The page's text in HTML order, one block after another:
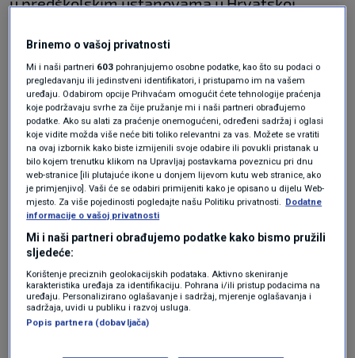
odgoju i obrazovanju i Obiteljskog zakona čl
134.
Pet zahtjeva
Od institucija države zahtijevamo:
1. Da sukladno čl. 36 Zakona o sustavu državne
uprave odmah objavite obvezujući Naputak o
primjeni odredbe čl. 25. st. 10. Zakona o
predškolskom odgoju i obrazovanju kojim se
Brinemo o vašoj privatnosti
Mi i naši partneri 603 pohranjujemo osobne podatke, kao što su podaci o
pregledavanju ili jedinstveni identifikatori, i pristupamo im na vašem
uređaju. Odabirom opcije Prihvaćam omogućit ćete tehnologije praćenja
koje podržavaju svrhe za čije pružanje mi i naši partneri obrađujemo
podatke. Ako su alati za praćenje onemogućeni, određeni sadržaj i oglasi
koje vidite možda više neće biti toliko relevantni za vas. Možete se vratiti
na ovaj izbornik kako biste izmijenili svoje odabire ili povukli pristanak u
bilo kojem trenutku klikom na Upravljaj postavkama poveznicu pri dnu
web-stranice [ili plutajuće ikone u donjem lijevom kutu web stranice, ako
je primjenjivo]. Vaši će se odabiri primijeniti kako je opisano u dijelu Web-
mjesto. Za više pojedinosti pogledajte našu Politiku privatnosti. Dodatne
informacije o vašoj privatnosti
Mi i naši partneri obrađujemo podatke kako bismo pružili
sljedeće:
Korištenje preciznih geolokacijskih podataka. Aktivno skeniranje
karakteristika uređaja za identifikaciju. Pohrana i/ili pristup podacima na
uređaju. Personalizirano oglašavanje i sadržaj, mjerenje oglašavanja i
sadržaja, uvidi u publiku i razvoj usluga.
Popis partnera (dobavljača)